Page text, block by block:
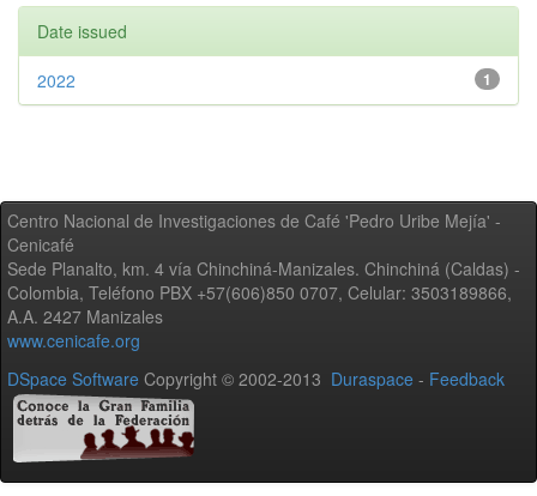
Date issued
1
2022
Centro Nacional de Investigaciones de Café 'Pedro Uribe Mejía' -
Cenicafé
Sede Planalto, km. 4 vía Chinchiná-Manizales. Chinchiná (Caldas) -
Colombia, Teléfono PBX +57(606)850 0707, Celular: 3503189866,
A.A. 2427 Manizales
www.cenicafe.org
DSpace Software Copyright © 2002-2013 Duraspace - Feedback